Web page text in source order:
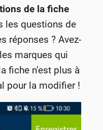
de la fiche
les questions de
réponses ? Avez-
marques qui
fiche n’est plus à
pour la modifier !